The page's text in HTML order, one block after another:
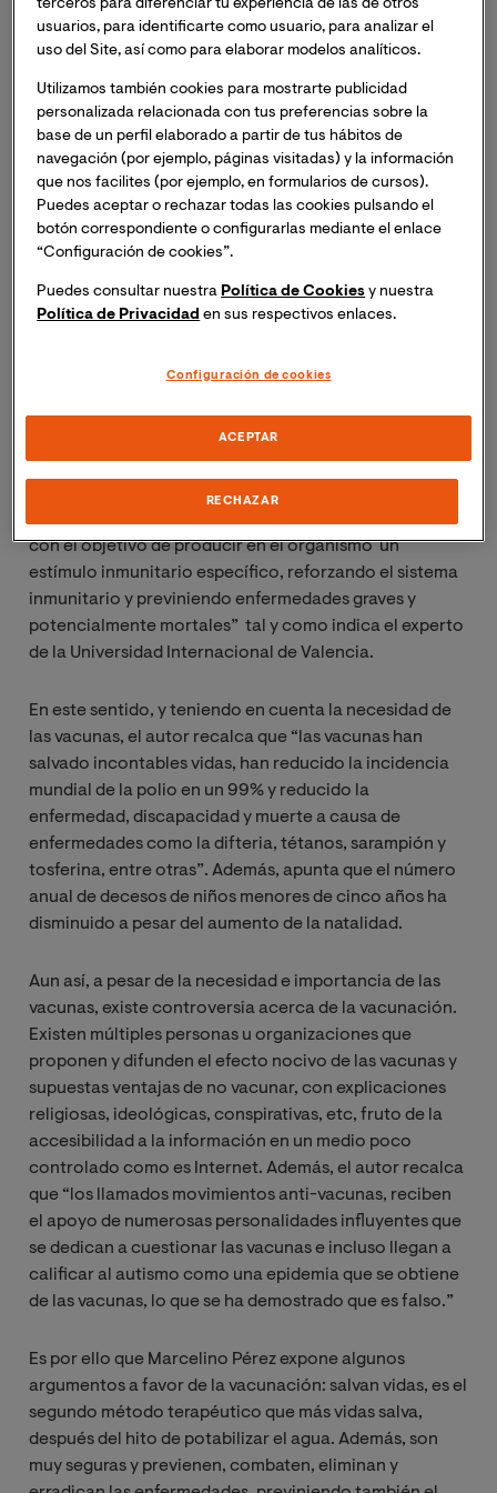
Valencia, 01 de octubre de 2018.-Colombia cuenta
con un esquema nacional de vacunación de los más
completos de Latinoamérica. Aun así, según datos de la
Organización panamericana de la Salud (OPS), la
introducción de nuevas vacunas fue la única meta
alcanzada de las establecidas en el Plan de Acción
sobre Inmunización 2016-2020, tal y como recoge el
informe
Controversias en vacunación: un eterno
debate global elaborado por laUniversidad
Internacional de Valencia (VIU).
En dicho informe, elaborado por Marcelino Pérez
de la Universidad Internacional de Valencia
expone la necesidad de las vacunas en la sociedad y
califica a las mismas como “una de las estrategias más
beneficiosas en salud pública”. Entendemos el
concepto vacunas como “productos biológicos que
con el objetivo de producir en el organismo un
estímulo inmunitario específico, reforzando el sistema
inmunitario y previniendo enfermedades graves y
potencialmente mortales” tal y como indica el experto
de la Universidad Internacional de Valencia.
En este sentido, y teniendo en cuenta la necesidad de
las vacunas, el autor recalca que “las vacunas han
salvado incontables vidas, han reducido la incidencia
mundial de la polio en un 99% y reducido la
enfermedad, discapacidad y muerte a causa de
enfermedades como la difteria, tétanos, sarampión y
tosferina, entre otras”. Además, apunta que el número
anual de decesos de niños menores de cinco años ha
disminuido a pesar del aumento de la natalidad.
Aun así, a pesar de la necesidad e importancia de las
vacunas, existe controversia acerca de la vacunación.
Existen múltiples personas u organizaciones que
proponen y difunden el efecto nocivo de las vacunas y
supuestas ventajas de no vacunar, con explicaciones
religiosas, ideológicas, conspirativas, etc, fruto de la
accesibilidad a la información en un medio poco
controlado como es Internet. Además, el autor recalca
que “los llamados movimientos anti-vacunas, reciben
el apoyo de numerosas personalidades influyentes que
se dedican a cuestionar las vacunas e incluso llegan a
calificar al autismo como una epidemia que se obtiene
de las vacunas, lo que se ha demostrado que es falso.”
Es por ello que Marcelino Pérez expone algunos
argumentos a favor de la vacunación: salvan vidas, es el
segundo método terapéutico que más vidas salva,
después del hito de potabilizar el agua. Además, son
muy seguras y previenen, combaten, eliminan y
terceros para diferenciar tu experiencia de las de otros
usuarios, para identificarte como usuario, para analizar el
uso del Site, así como para elaborar modelos analíticos.
Utilizamos también cookies para mostrarte publicidad
personalizada relacionada con tus preferencias sobre la
base de un perfil elaborado a partir de tus hábitos de
navegación (por ejemplo, páginas visitadas) y la información
que nos facilites (por ejemplo, en formularios de cursos).
Puedes aceptar o rechazar todas las cookies pulsando el
botón correspondiente o configurarlas mediante el enlace
“Configuración de cookies”.
Puedes consultar nuestra Política de Cookies y nuestra
Política de Privacidad en sus respectivos enlaces.
Configuración de cookies
RECHAZAR
ACEPTAR